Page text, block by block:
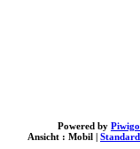
Powered by Piwigo
Ansicht : Mobil | Standard